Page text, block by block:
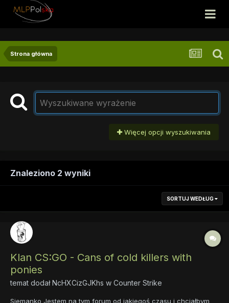
Strona główna
Więcej opcji wyszukiwania
Znaleziono 2 wyniki
SORTUJ WEDŁUG
Klan CS:GO - Cans of cold killers with
ponies
temat dodałNcHXCizGJKhs w Counter Strike
Siemanko Jestem na tym forum od jakiegoś czasu i chciałbym